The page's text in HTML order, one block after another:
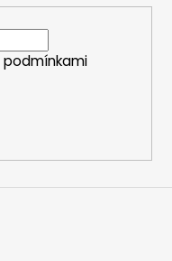
podmínkami